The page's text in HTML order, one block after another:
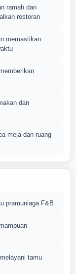
ramah dan
restoran
memastikan
dan
meja dan ruang
pramuniaga F&B
tamu